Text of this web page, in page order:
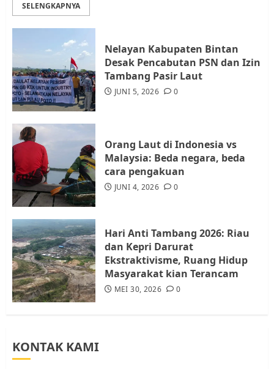
4
Warga Rempang Ajukan
Audiensi dengan Wali Kota
5
Tim Advokasi Desak BP Batam
Berhenti Merampas Tanah
SELENGKAPNYA
Nelayan Kabupaten Bintan
Desak Pencabutan PSN dan Izin
Tambang Pasir Laut
JUNI 5, 2026 0
Orang Laut di Indonesia vs
Malaysia: Beda negara, beda
cara pengakuan
JUNI 4, 2026 0
Hari Anti Tambang 2026: Riau
dan Kepri Darurat
Ekstraktivisme, Ruang Hidup
Masyarakat kian Terancam
MEI 30, 2026 0
KONTAK KAMI